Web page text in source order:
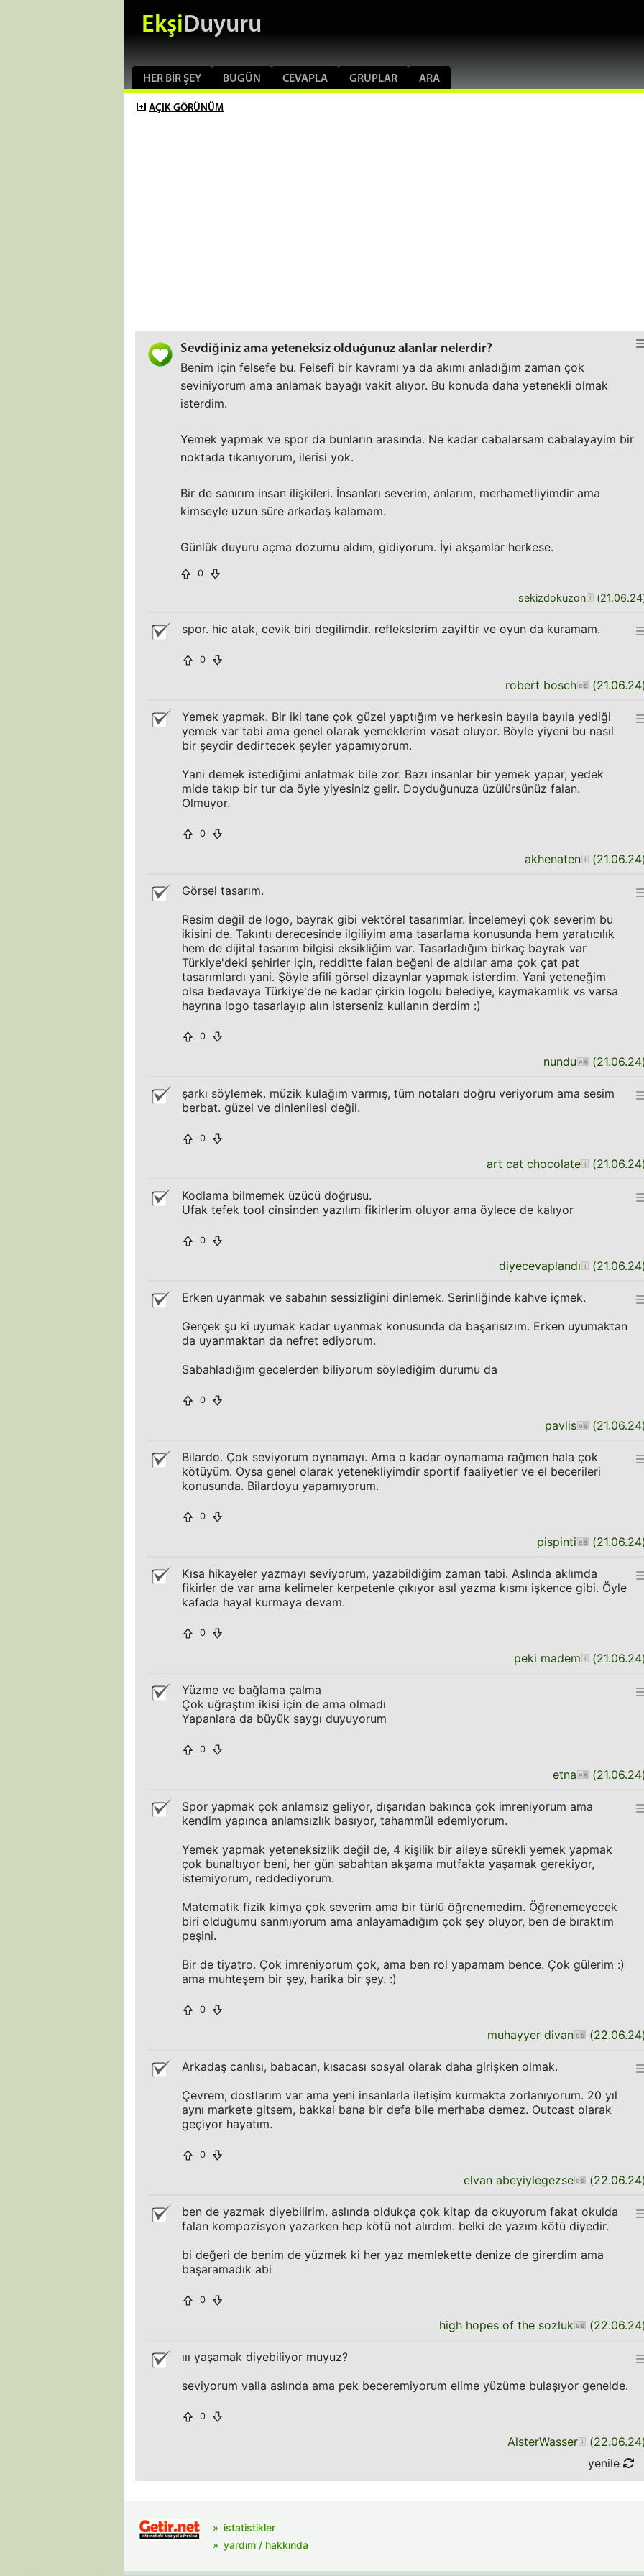
EkşiDuyuru
HER BIR ŞEY BUGÜN CEVAPLA GRUPLAR ARA
AÇIK GÖRÜNÜM
Sevdiğiniz ama yeteneksiz olduğunuz alanlar nelerdir?
Benim için felsefe bu. Felsefî bir kavramı ya da akımı anladığım zaman çok
seviniyorum ama anlamak bayağı vakit alıyor. Bu konuda daha yetenekli olmak
isterdim.
Yemek yapmak ve spor da bunların arasında. Ne kadar cabalarsam cabalayayim bir
noktada tıkanıyorum, ilerisi yok.
Bir de sanırım insan ilişkileri. İnsanları severim, anlarım, merhametliyimdir ama
kimseyle uzun süre arkadaş kalamam.
Günlük duyuru açma dozumu aldım, gidiyorum. İyi akşamlar herkese.
0
sekizdokuzon (21.06.24
spor. hic atak, cevik biri degilimdir. reflekslerim zayiftir ve oyun da kuramam.
0
robert bosch (21.06.24
Yemek yapmak. Bir iki tane çok güzel yaptığım ve herkesin bayıla bayıla yediği
yemek var tabi ama genel olarak yemeklerim vasat oluyor. Böyle yiyeni bu nasıl
bir şeydir dedirtecek şeyler yapamıyorum.
Yani demek istediğimi anlatmak bile zor. Bazı insanlar bir yemek yapar, yedek
mide takıp bir tur da öyle yiyesiniz gelir. Doyduğunuza üzülürsünüz falan.
Olmuyor.
0
akhenaten (21.06.24
Görsel tasarım.
Resim değil de logo, bayrak gibi vektörel tasarımlar. İncelemeyi çok severim bu
ikisini de. Takıntı derecesinde ilgiliyim ama tasarlama konusunda hem yaratıcılık
hem de dijital tasarım bilgisi eksikliğim var. Tasarladığım birkaç bayrak var
Türkiye'deki şehirler için, redditte falan beğeni de aldılar ama çok çat pat
tasarımlardı yani. Şöyle afili görsel dizaynlar yapmak isterdim. Yani yeteneğim
olsa bedavaya Türkiye'de ne kadar çirkin logolu belediye, kaymakamlık vs varsa
hayrına logo tasarlayıp alın isterseniz kullanın derdim :)
0
nundu (21.06.24
şarkı söylemek. müzik kulağım varmış, tüm notaları doğru veriyorum ama sesim
berbat. güzel ve dinlenilesi değil.
0
art cat chocolate (21.06.24
Kodlama bilmemek üzücü doğrusu.
Ufak tefek tool cinsinden yazılım fikirlerim oluyor ama öylece de kalıyor
0
diyecevaplandı (21.06.24
Erken uyanmak ve sabahın sessizliğini dinlemek. Serinliğinde kahve içmek.
Gerçek şu ki uyumak kadar uyanmak konusunda da başarısızım. Erken uyumaktan
da uyanmaktan da nefret ediyorum.
Sabahladığım gecelerden biliyorum söylediğim durumu da
0
pavlis (21.06.24
Bilardo. Çok seviyorum oynamayı. Ama o kadar oynamama rağmen hala çok
kötüyüm. Oysa genel olarak yetenekliyimdir sportif faaliyetler ve el becerileri
konusunda. Bilardoyu yapamıyorum.
0
pispinti (21.06.24
Kısa hikayeler yazmayı seviyorum, yazabildiğim zaman tabi. Aslında aklımda
fikirler de var ama kelimeler kerpetenle çıkıyor asıl yazma kısmı işkence gibi. Öyle
kafada hayal kurmaya devam.
0
peki madem (21.06.24
Yüzme ve bağlama çalma
Çok uğraştım ikisi için de ama olmadı
Yapanlara da büyük saygı duyuyorum
0
etna (21.06.24
Spor yapmak çok anlamsız geliyor, dışarıdan bakınca çok imreniyorum ama
kendim yapınca anlamsızlık basıyor, tahammül edemiyorum.
Yemek yapmak yeteneksizlik değil de, 4 kişilik bir aileye sürekli yemek yapmak
çok bunaltıyor beni, her gün sabahtan akşama mutfakta yaşamak gerekiyor,
istemiyorum, reddediyorum.
Matematik fizik kimya çok severim ama bir türlü öğrenemedim. Öğrenemeyecek
biri olduğumu sanmıyorum ama anlayamadığım çok şey oluyor, ben de bıraktım
peşini.
Bir de tiyatro. Çok imreniyorum çok, ama ben rol yapamam bence. Çok gülerim :)
ama muhteşem bir şey, harika bir şey. :)
0
muhayyer divan (22.06.24
Arkadaş canlısı, babacan, kısacası sosyal olarak daha girişken olmak.
Çevrem, dostlarım var ama yeni insanlarla iletişim kurmakta zorlanıyorum. 20 yıl
aynı markete gitsem, bakkal bana bir defa bile merhaba demez. Outcast olarak
geçiyor hayatım.
0
elvan abeyiylegezse (22.06.24
ben de yazmak diyebilirim. aslında oldukça çok kitap da okuyorum fakat okulda
falan kompozisyon yazarken hep kötü not alırdım. belki de yazım kötü diyedir.
bi değeri de benim de yüzmek ki her yaz memlekette denize de girerdim ama
başaramadık abi
0
high hopes of the sozluk (22.06.24
ııı yaşamak diyebiliyor muyuz?
seviyorum valla aslında ama pek beceremiyorum elime yüzüme bulaşıyor genelde.
0
AlsterWasser (22.06.24
yenile
istatistikler
yardım / hakkında